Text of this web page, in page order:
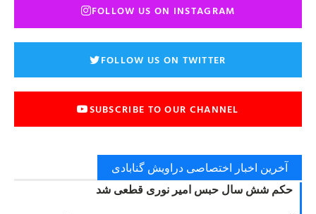
FOLLOW US ON INSTAGRAM
FOLLOW US ON TWITTER
SUBSCRIBE TO OUR CHANNEL
آخرین اخبار اختصاصی دراویش گنابادی
حکم شش سال حبس امیر نوری قطعی شد